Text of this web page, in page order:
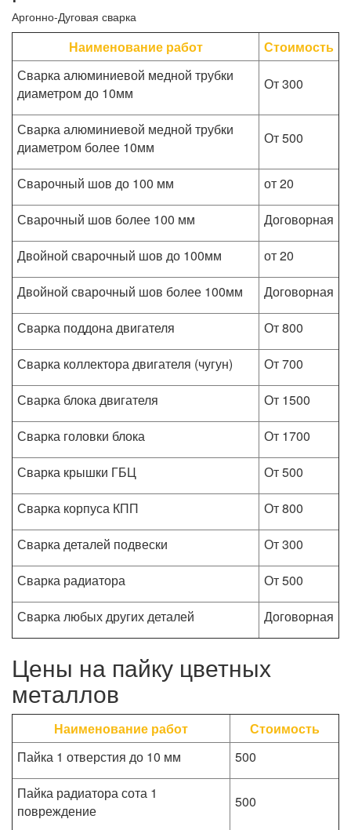
Аргонно-Дуговая сварка
Наименование работ
Стоимость
Сварка алюминиевой медной трубки
диаметром до 10мм
От 300
Сварка алюминиевой медной трубки
диаметром более 10мм
От 500
Сварочный шов до 100 мм
от 20
Сварочный шов более 100 мм
Договорная
Двойной сварочный шов до 100мм
от 20
Двойной сварочный шов более 100мм
Договорная
Сварка поддона двигателя
От 800
Сварка коллектора двигателя (чугун)
От 700
Сварка блока двигателя
От 1500
Сварка головки блока
От 1700
Сварка крышки ГБЦ
От 500
Сварка корпуса КПП
От 800
Сварка деталей подвески
От 300
Сварка радиатора
От 500
Сварка любых других деталей
Договорная
Цены на пайку цветных
металлов
Наименование работ
Стоимость
Пайка 1 отверстия до 10 мм
500
Пайка радиатора сота 1
повреждение
500